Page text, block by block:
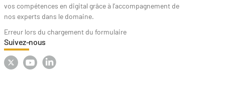
vos compétences en digital grâce à l’accompagnement de
nos experts dans le domaine.
Erreur lors du chargement du formulaire
Suivez-nous